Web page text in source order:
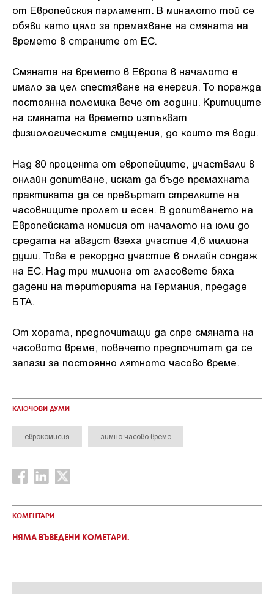
от Европейския парламент. В миналото той се
обяви като цяло за премахване на смяната на
времето в страните от ЕС.
Смяната на времето в Европа в началото е
имало за цел спестяване на енергия. То поражда
постоянна полемика вече от години. Критиците
на смяната на времето изтъкват
физиологическите смущения, до които тя води.
Над 80 процента от европейците, участвали в
онлайн допитване, искат да бъде премахната
практиката да се превъртат стрелките на
часовниците пролет и есен. В допитването на
Европейската комисия от началото на юли до
средата на август взеха участие 4,6 милиона
души. Това е рекордно участие в онлайн сондаж
на ЕС. Над три милиона от гласовете бяха
дадени на територията на Германия, предаде
БТА.
От хората, предпочитащи да спре смяната на
часовото време, повечето предпочитат да се
запази за постоянно лятното часово време.
КЛЮЧОВИ ДУМИ
еврокомисия зимно часово време
КОМЕНТАРИ
НЯМА ВЪВЕДЕНИ КОМЕТАРИ.